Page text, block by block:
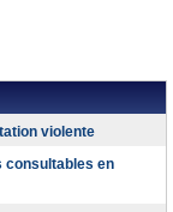
violente
consultables en